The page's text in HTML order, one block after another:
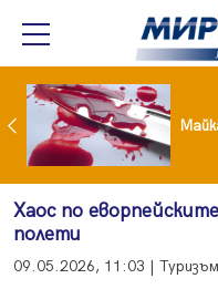
Проф.Кантарджиев: Пазете се от комарите и полово предаваните инфекции
Хаос по
полети
09.05.2026, 11:03 | Туризъм